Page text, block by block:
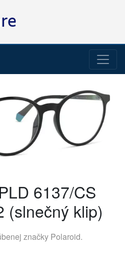
6137/CS
(slnečný klip)
značky Polaroid.